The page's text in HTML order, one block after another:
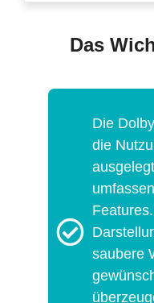
Das
Die
die
saubere